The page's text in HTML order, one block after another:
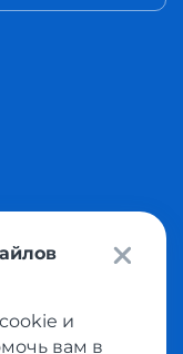
с интернет
защищены
и
вам в